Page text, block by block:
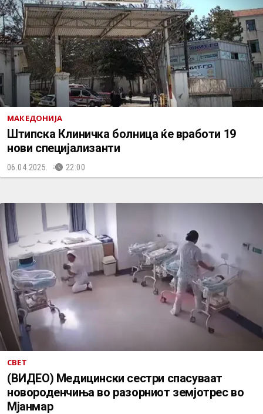
МАКЕДОНИЈА
Штипска Клиничка болница ќе вработи 19
нови специјализанти
06.04.2025. 22:00
СВЕТ
(ВИДЕО) Медицински сестри спасуваат
новороденчиња во разорниот земјотрес во
Мјанмар